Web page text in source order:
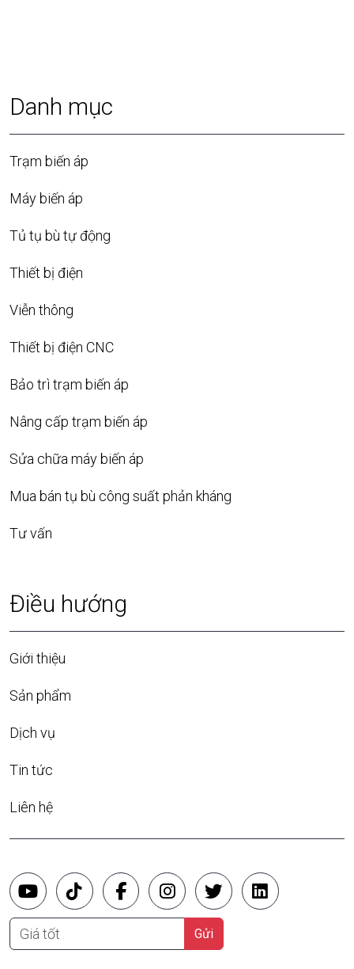
Danh mục
Trạm biến áp
Máy biến áp
Tủ tụ bù tự động
Thiết bị điện
Viễn thông
Thiết bị điện CNC
Bảo trì trạm biến áp
Nâng cấp trạm biến áp
Sửa chữa máy biến áp
Mua bán tụ bù công suất phản kháng
Tư vấn
Điều hướng
Giới thiệu
Sản phẩm
Dịch vụ
Tin tức
Liên hệ
Giá tốt Gửi